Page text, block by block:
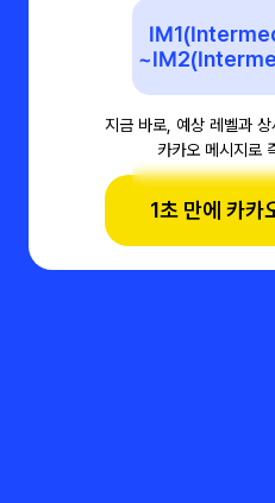
지금 바로, 예상 레벨과
카카오 메시지로
1초 만에 카카